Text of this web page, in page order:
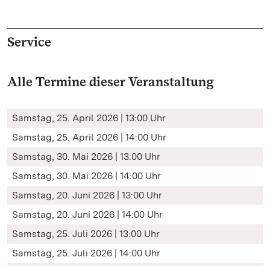
Service
Alle Termine dieser Veranstaltung
Samstag, 25. April 2026 | 13:00 Uhr
Samstag, 25. April 2026 | 14:00 Uhr
Samstag, 30. Mai 2026 | 13:00 Uhr
Samstag, 30. Mai 2026 | 14:00 Uhr
Samstag, 20. Juni 2026 | 13:00 Uhr
Samstag, 20. Juni 2026 | 14:00 Uhr
Samstag, 25. Juli 2026 | 13:00 Uhr
Samstag, 25. Juli 2026 | 14:00 Uhr